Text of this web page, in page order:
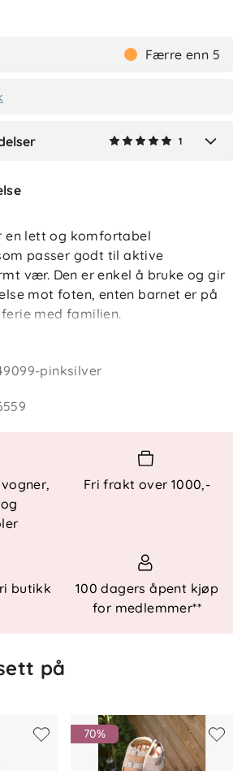
Færre enn 5
1
en lett og komfortabel
passer godt til aktive
vær. Den er enkel å bruke og gir
mot foten, enten barnet er på
med familien.
kan justeres godt rundt
at barnet får god komfort og
med borrelås
materiale
latexkjerne for støtdemping
med godt grep
materiale
med gummi
pinksilver
Fri frakt over 1000,-
butikk
100 dagers åpent kjøp
for medlemmer**
på
70%